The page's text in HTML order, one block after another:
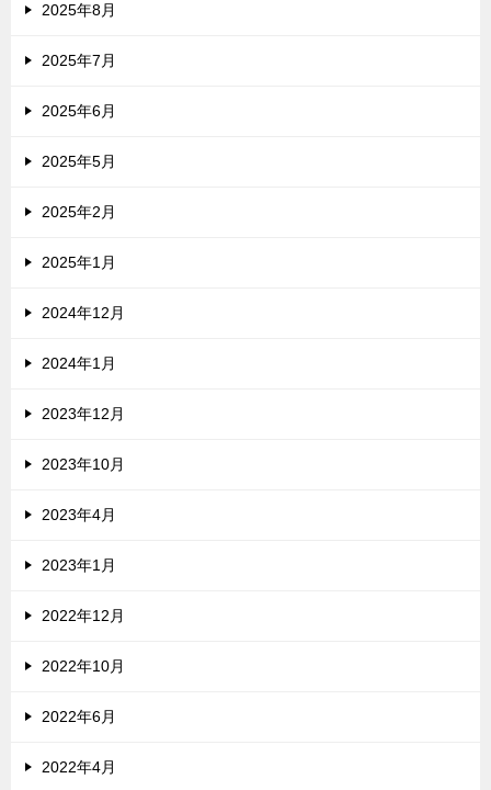
2025年8月
2025年7月
2025年6月
2025年5月
2025年2月
2025年1月
2024年12月
2024年1月
2023年12月
2023年10月
2023年4月
2023年1月
2022年12月
2022年10月
2022年6月
2022年4月